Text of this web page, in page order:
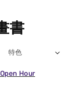
書
Hour